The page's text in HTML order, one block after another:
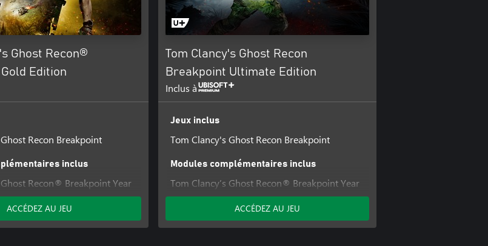
Ghost Recon®
Edition
Recon Breakpoint
inclus
Ghost Recon® Breakpoint Year
ACCÉDEZ AU JEU
Tom Clancy's Ghost Recon
Breakpoint Ultimate Edition
Inclus à
Jeux inclus
Tom Clancy's Ghost Recon Breakpoint
Modules complémentaires inclus
Tom Clancy’s Ghost Recon® Breakpoint Year
1 Pass
Tom Clancy's Ghost Recon® Breakpoint : Off-
Road Pack
ACCÉDEZ AU JEU